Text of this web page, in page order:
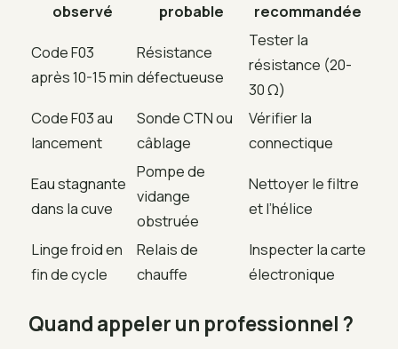
observé
probable
recommandée
Code F03
après 10-15 min
Résistance
défectueuse
Tester la
résistance (20-
30 Ω)
Code F03 au
lancement
Sonde CTN ou
câblage
Vérifier la
connectique
Eau stagnante
dans la cuve
Pompe de
vidange
obstruée
Nettoyer le filtre
et l’hélice
Linge froid en
fin de cycle
Relais de
chauffe
Inspecter la carte
électronique
Quand appeler un professionnel ?